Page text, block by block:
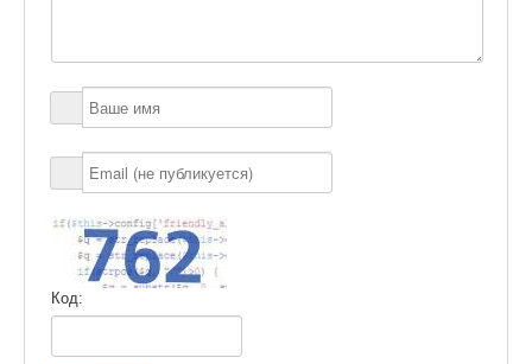
Код: